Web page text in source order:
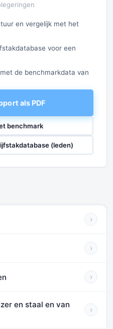
en vergelijk met het
voor een
de benchmarkdata van
als PDF
benchmark
(leden)
›
›
›
en staal en van
›